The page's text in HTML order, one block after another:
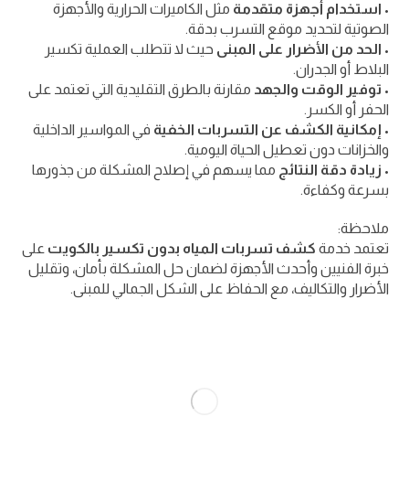
• استخدام أجهزة متقدمة مثل الكاميرات الحرارية والأجهزة
الصوتية لتحديد موقع التسرب بدقة.
• الحد من الأضرار على المبنى حيث لا تتطلب العملية تكسير
البلاط أو الجدران.
• توفير الوقت والجهد مقارنة بالطرق التقليدية التي تعتمد على
الحفر أو الكسر.
• إمكانية الكشف عن التسربات الخفية في المواسير الداخلية
والخزانات دون تعطيل الحياة اليومية.
• زيادة دقة النتائج مما يسهم في إصلاح المشكلة من جذورها
بسرعة وكفاءة.
ملاحظة:
تعتمد خدمة كشف تسربات المياه بدون تكسير بالكويت على
خبرة الفنيين وأحدث الأجهزة لضمان حل المشكلة بأمان، وتقليل
الأضرار والتكاليف، مع الحفاظ على الشكل الجمالي للمبنى.